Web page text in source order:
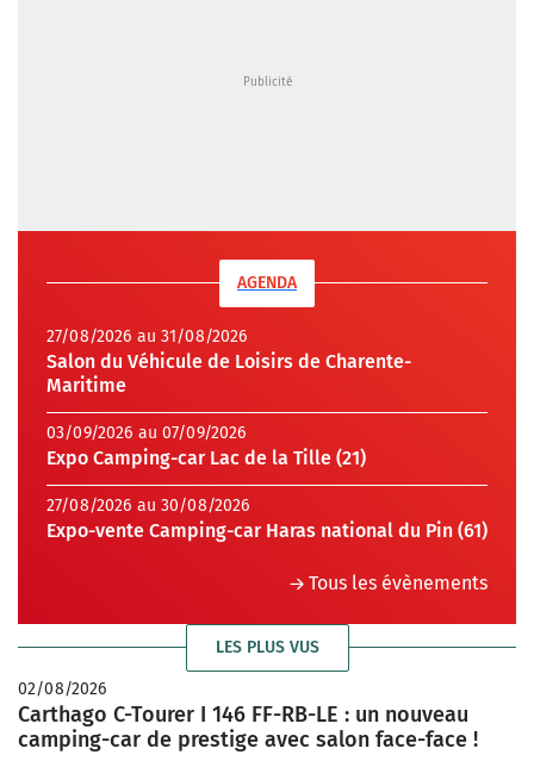
AGENDA
27/08/2026 au 31/08/2026
Salon du Véhicule de Loisirs de Charente-
Maritime
03/09/2026 au 07/09/2026
Expo Camping-car Lac de la Tille (21)
27/08/2026 au 30/08/2026
Expo-vente Camping-car Haras national du Pin (61)
Tous les évènements
LES PLUS VUS
02/08/2026
Carthago C-Tourer I 146 FF-RB-LE : un nouveau
camping-car de prestige avec salon face-face !